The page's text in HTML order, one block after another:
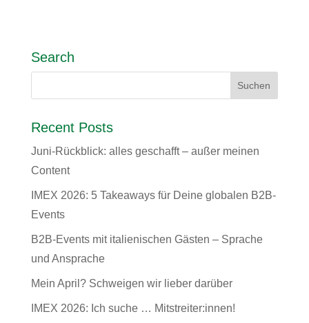
Search
Recent Posts
Juni-Rückblick: alles geschafft – außer meinen
Content
IMEX 2026: 5 Takeaways für Deine globalen B2B-
Events
B2B-Events mit italienischen Gästen – Sprache
und Ansprache
Mein April? Schweigen wir lieber darüber
IMEX 2026: Ich suche … Mitstreiter:innen!